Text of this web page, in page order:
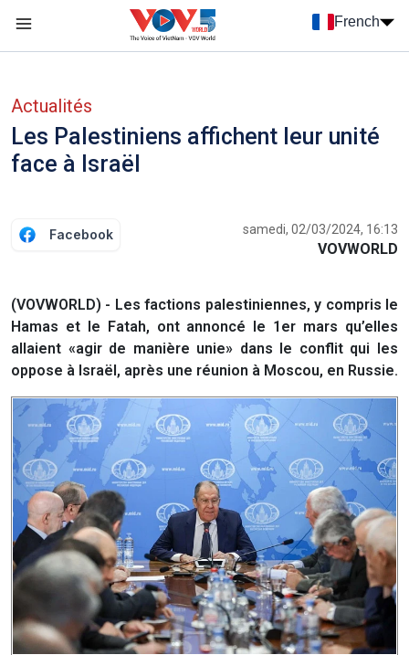
French
Actualités
Les Palestiniens affichent leur unité
face à Israël
Facebook samedi, 02/03/2024, 16:13
VOVWORLD
(VOVWORLD) - Les factions palestiniennes, y compris le
Hamas et le Fatah, ont annoncé le 1er mars qu’elles
allaient «agir de manière unie» dans le conflit qui les
oppose à Israël, après une réunion à Moscou, en Russie.